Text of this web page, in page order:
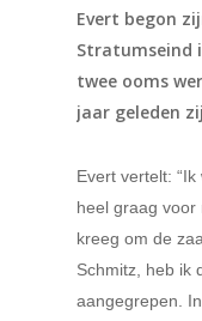
Evert begon
Stratumseind
twee ooms
jaar geleden
Evert vertelt:
heel graag voor
kreeg om de
Schmitz, heb ik
aangegrepen.